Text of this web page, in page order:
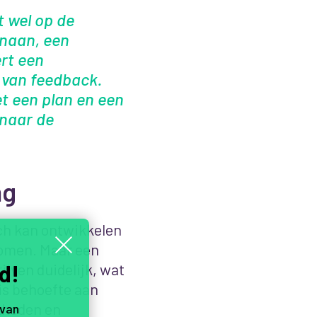
wel op de
een
een
feedback.
een plan en een
de
kan ontwikkelen
Maar een
duidelijk, wat
behoefte aan
en